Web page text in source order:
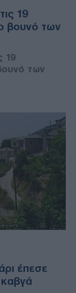
19
βουνό των
19
των
έπεσε